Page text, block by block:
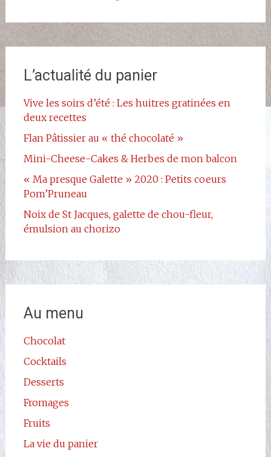
L’actualité du panier
Vive les soirs d’été : Les huitres gratinées en
deux recettes
Flan Pâtissier au « thé chocolaté »
Mini-Cheese-Cakes & Herbes de mon balcon
« Ma presque Galette » 2020 : Petits coeurs
Pom’Pruneau
Noix de St Jacques, galette de chou-fleur,
émulsion au chorizo
Au menu
Chocolat
Cocktails
Desserts
Fromages
Fruits
La vie du panier